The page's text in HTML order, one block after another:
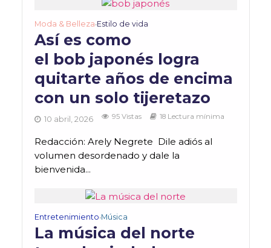
Moda & Belleza•Estilo de vida
Así es como
el bob japonés logra
quitarte años de encima
con un solo tijeretazo
10 abril, 2026 95 Vistas 18 Lectura mínima
Redacción: Arely Negrete Dile adiós al
volumen desordenado y dale la
bienvenida...
Entretenimiento•Música
La música del norte